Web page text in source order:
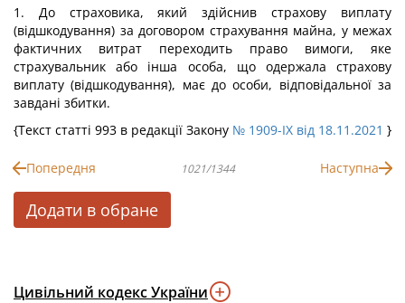
1. До страховика, який здійснив страхову виплату
(відшкодування) за договором страхування майна, у межах
фактичних витрат переходить право вимоги, яке
страхувальник або інша особа, що одержала страхову
виплату (відшкодування), має до особи, відповідальної за
завдані збитки.
{Текст статті 993 в редакції Закону № 1909-IX від 18.11.2021 }
Попередня 1021/1344 Наступна
Додати в обране
Цивільний кодекс України